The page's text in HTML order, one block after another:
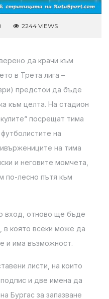
2244 VIEWS
да крачи към
в Трета лига –
предстои да бъде
към целта. На стадион
посрещат тима
на
на тима
и неговите момчета,
по-лесно пътя към
вход, отново ще бъде
в която всеки може да
и има възможност.
листи, на които
и две имена да
Бургас за запазване